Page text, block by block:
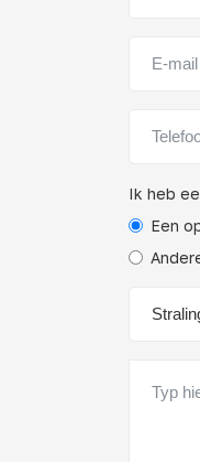
Ik heb
Een